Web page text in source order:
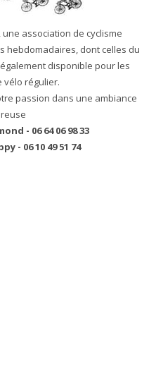
une association de cyclisme
hebdomadaires, dont celles du
disponible pour les
vélo régulier.
passion dans une ambiance
- 06 64 06 98 33
- 06 10 49 51 74